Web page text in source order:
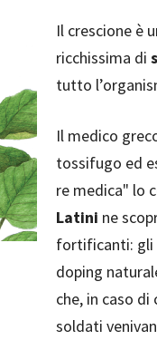
Il crescione è
ricchissima di
tutto
Il medico
tossifugo ed
re medica" lo
Latini ne
fortificanti: gli
doping
che, in caso
soldati